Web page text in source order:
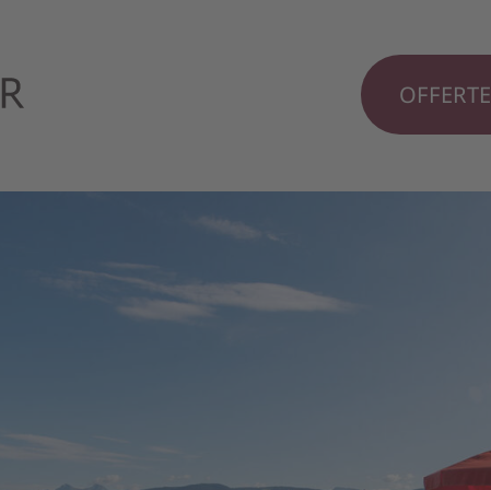
OFFERTE